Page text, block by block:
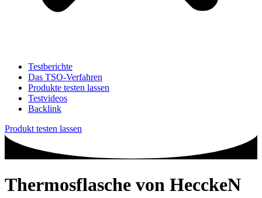
Testberichte
Das TSO-Verfahren
Produkte testen lassen
Testvideos
Backlink
Produkt testen lassen
Thermosflasche von HecckeN